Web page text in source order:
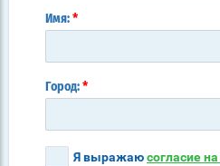
Имя: *
Город: *
Я выражаюсогласие